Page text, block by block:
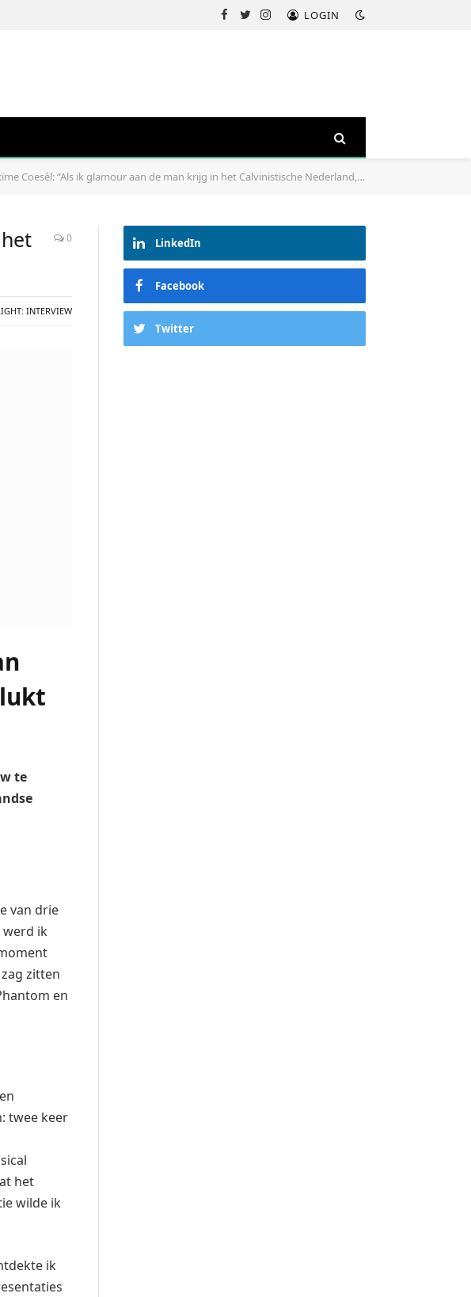
Facebook
TwitterInstagramLOGIN
Coesèl: “Als ik glamour aan de man krijg in het Calvinistische Nederland, dan lukt het overal”
0
INTERVIEW
te
van drie
werd ik
zitten
en
twee keer
het
wilde ik
ik
LinkedIn
Facebook
Twitter